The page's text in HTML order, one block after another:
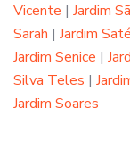
Vicente | Jardim
Sarah | Jardim
Jardim Senice |
Silva Teles |
Jardim Soares